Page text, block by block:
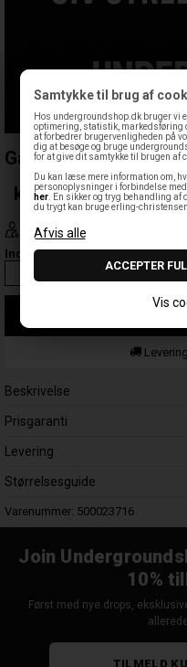
Samtykke til brug af
Hos undergroundshop.dk bruger vi
optimering, statistik, markedsføring
at forbedrer brugervenligheden på
dig at besøge og bruge
for at give dit samtykke til brugen af
Du kan læse mere information om,
personoplysninger i forbindelse
her . En sikker og tryg behandling af
du trygt kan bruge erling-
Vis
Gavekort
kr.
Optjen 0 kr.
Beskrivelse
Prisgaranti
Levering
Størrelsesguide
Varenummer: 500023716
Join
10%
Først med nye drops,
TILMELD